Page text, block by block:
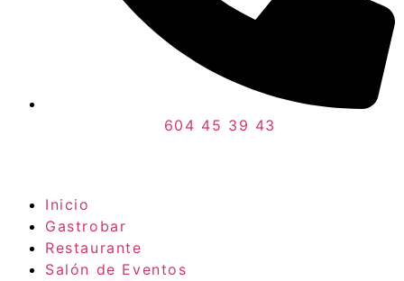
604 45 39 43
Inicio
Gastrobar
Restaurante
Salón de Eventos